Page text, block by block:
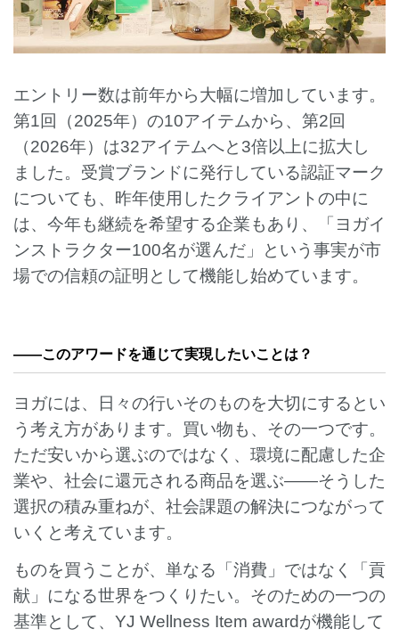
エントリー数は前年から大幅に増加しています。
第1回（2025年）の10アイテムから、第2回
（2026年）は32アイテムへと3倍以上に拡大し
ました。受賞ブランドに発行している認証マーク
についても、昨年使用したクライアントの中に
は、今年も継続を希望する企業もあり、「ヨガイ
ンストラクター100名が選んだ」という事実が市
場での信頼の証明として機能し始めています。
——このアワードを通じて実現したいことは？
ヨガには、日々の行いそのものを大切にするとい
う考え方があります。買い物も、その一つです。
ただ安いから選ぶのではなく、環境に配慮した企
業や、社会に還元される商品を選ぶ——そうした
選択の積み重ねが、社会課題の解決につながって
いくと考えています。
ものを買うことが、単なる「消費」ではなく「貢
献」になる世界をつくりたい。そのための一つの
基準として、YJ Wellness Item awardが機能して